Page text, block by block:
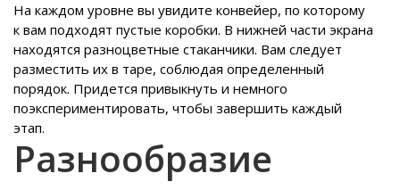
На каждом уровне вы увидите конвейер, по которому
к вам подходят пустые коробки. В нижней части экрана
находятся разноцветные стаканчики. Вам следует
разместить их в таре, соблюдая определенный
порядок. Придется привыкнуть и немного
поэкспериментировать, чтобы завершить каждый
этап.
Разнообразие